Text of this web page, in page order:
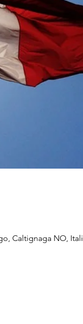
Caltignaga NO,